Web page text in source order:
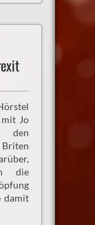
Jo
den
die
damit